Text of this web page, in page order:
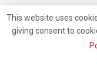
About
This website uses
giving consent to